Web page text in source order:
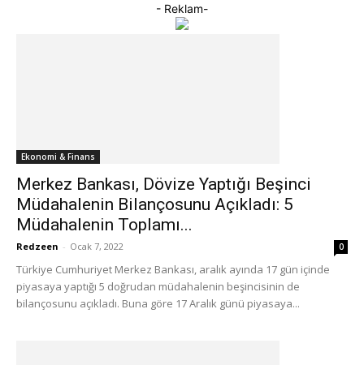
- Reklam-
Ekonomi & Finans
Merkez Bankası, Dövize Yaptığı Beşinci
Müdahalenin Bilançosunu Açıkladı: 5
Müdahalenin Toplamı...
Redzeen - Ocak 7, 2022 0
Türkiye Cumhuriyet Merkez Bankası, aralık ayında 17 gün içinde
piyasaya yaptığı 5 doğrudan müdahalenin beşincisinin de
bilançosunu açıkladı. Buna göre 17 Aralık günü piyasaya...